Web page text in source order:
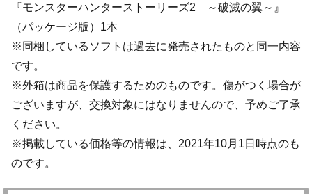
『モンスターハンターストーリーズ2 ～破滅の翼～』
（パッケージ版）1本
※同梱しているソフトは過去に発売されたものと同一内容
です。
※外箱は商品を保護するためのものです。傷がつく場合が
ございますが、交換対象にはなりませんので、予めご了承
ください。
※掲載している価格等の情報は、2021年10月1日時点のも
のです。